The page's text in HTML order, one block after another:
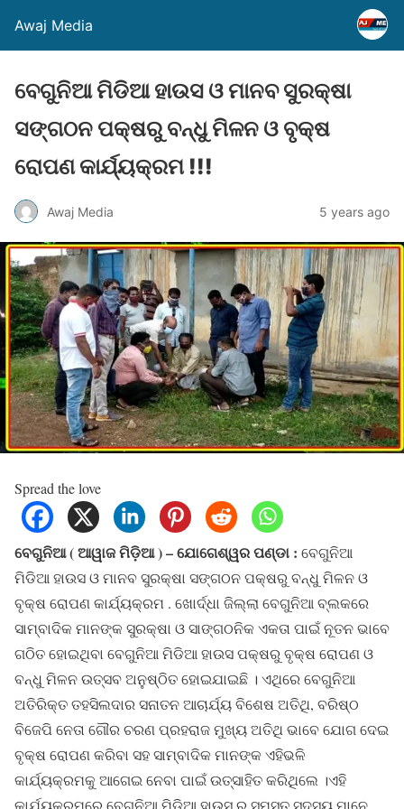
Awaj Media
ବେଗୁନିଆ ମିଡିଆ ହାଉସ ଓ ମାନବ ସୁରକ୍ଷା
ସଙ୍ଗଠନ ପକ୍ଷରୁ ବନ୍ଧୁ ମିଳନ ଓ ବୃକ୍ଷ
ରୋପଣ କାର୍ଯ୍ୟକ୍ରମ !!!
Awaj Media 5 years ago
Spread the love
ବେଗୁନିଆ ( ଆୱାଜ ମିଡ଼ିଆ ) – ଯୋଗେଶ୍ୱର ପଣ୍ଡା : ବେଗୁନିଆ
ମିଡିଆ ହାଉସ ଓ ମାନବ ସୁରକ୍ଷା ସଙ୍ଗଠନ ପକ୍ଷରୁ ବନ୍ଧୁ ମିଳନ ଓ
ବୃକ୍ଷ ରୋପଣ କାର୍ଯ୍ୟକ୍ରମ . ଖୋର୍ଦ୍ଧା ଜିଲ୍ଲା ବେଗୁନିଆ ବ୍ଲକରେ
ସାମ୍ବାଦିକ ମାନଙ୍କ ସୁରକ୍ଷା ଓ ସାଙ୍ଗଠନିକ ଏକତା ପାଇଁ ନୂତନ ଭାବେ
ଗଠିତ ହୋଇଥିବା ବେଗୁନିଆ ମିଡିଆ ହାଉସ ପକ୍ଷରୁ ବୃକ୍ଷ ରୋପଣ ଓ
ବନ୍ଧୁ ମିଳନ ଉତ୍ସବ ଅନୁଷ୍ଠିତ ହୋଇଯାଇଛି । ଏଥିରେ ବେଗୁନିଆ
ଅତିରିକ୍ତ ତହସିଲଦାର ସନାତନ ଆଚାର୍ଯ୍ୟ ବିଶେଷ ଅତିଥି, ବରିଷ୍ଠ
ବିଜେପି ନେତା ଗୌର ଚରଣ ପ୍ରହରାଜ ମୁଖ୍ୟ ଅତିଥି ଭାବେ ଯୋଗ ଦେଇ
ବୃକ୍ଷ ରୋପଣ କରିବା ସହ ସାମ୍ବାଦିକ ମାନଙ୍କ ଏହିଭଳି
କାର୍ଯ୍ୟକ୍ରମକୁ ଆଗେଇ ନେବା ପାଇଁ ଉତ୍ସାହିତ କରିଥିଲେ ।ଏହି
କାର୍ଯ୍ୟକ୍ରମରେ ବେଗୁନିଆ ମିଡ଼ିଆ ହାଉସ ର ସମସ୍ତ ସଦସ୍ୟ ମାନେ